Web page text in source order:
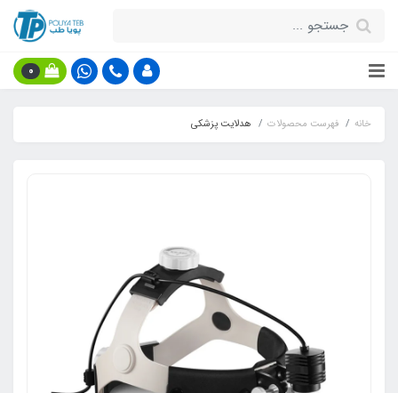
0
خانه فهرست محصولات هدلایت پزشکی